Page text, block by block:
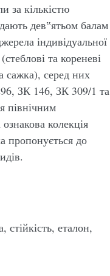
за кількістю
дев‟ятьом балам
індивідуальної
та кореневі
сажка), серед них
ЗК 146, ЗК 309/1 та
північним
колекція
пропонується до
стійкість, еталон,